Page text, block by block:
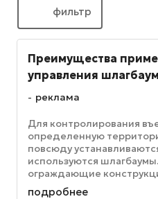
фильтр
Преимущества
управления
реклама
Для контролирования
определенную
повсюду
используются
ограждающие
поднимались вручную,
подробнее